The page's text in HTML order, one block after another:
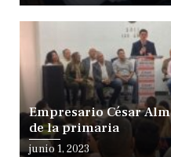
Empresario César
de la primaria
junio 1, 2023